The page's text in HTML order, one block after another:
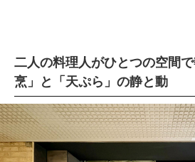
二人の料理人がひとつの空間
烹」と「天ぷら」の静と動